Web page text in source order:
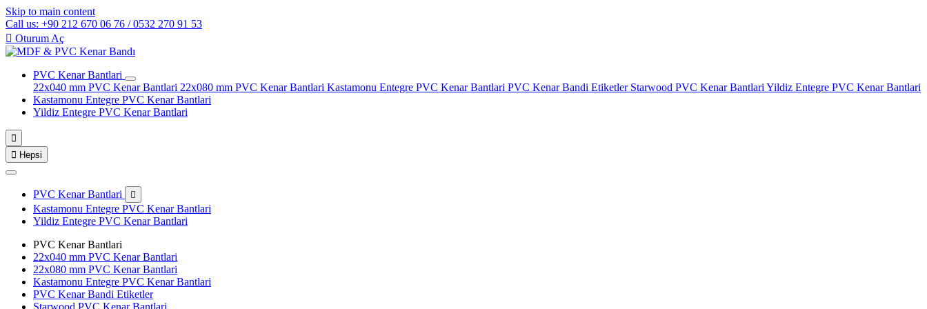
Skip to main content
Call us: +90 212 670 06 76 / 0532 270 91 53
 Oturum Aç
PVC Kenar Bantlari
22x040 mm PVC Kenar Bantlari 22x080 mm PVC Kenar Bantlari Kastamonu Entegre PVC Kenar Bantlari PVC Kenar Bandi Etiketler Starwood PVC Kenar Bantlari Yildiz Entegre PVC Kenar Bantlari
Kastamonu Entegre PVC Kenar Bantlari
Yildiz Entegre PVC Kenar Bantlari

 Hepsi
PVC Kenar Bantlari 
Kastamonu Entegre PVC Kenar Bantlari
Yildiz Entegre PVC Kenar Bantlari
PVC Kenar Bantlari
22x040 mm PVC Kenar Bantlari
22x080 mm PVC Kenar Bantlari
Kastamonu Entegre PVC Kenar Bantlari
PVC Kenar Bandi Etiketler
Starwood PVC Kenar Bantlari